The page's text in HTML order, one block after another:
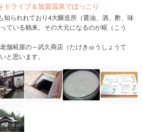
ドライブ＆加賀温泉でほっこり
知られれており4大醸造所（醤油、酒、酢、味
ている鶴来。その大元になるのが糀（こう
舗糀屋の～武久商店（たけきゅうしょうて
と思います。